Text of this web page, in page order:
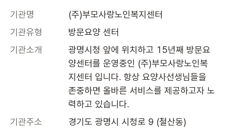
기관명
(주)부모사랑노인복지센터
기관유형
방문요양 센터
기관소개
광명시청 앞에 위치하고 15년째 방문요
양센터를 운영중인 (주)부모사랑노인복
지센터 입니다. 항상 요양사선생님들을
존중하면 올바른 서비스를 제공하고자 노
력하고 있습니다.
기관주소
경기도 광명시 시청로 9 (철산동)